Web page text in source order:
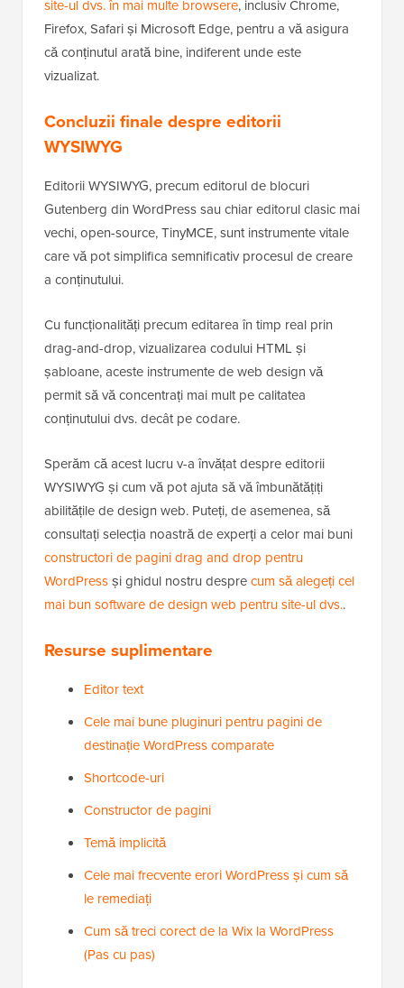
site-ul dvs. în mai multe browsere, inclusiv Chrome,
Firefox, Safari și Microsoft Edge, pentru a vă asigura
că conținutul arată bine, indiferent unde este
vizualizat.
Concluzii finale despre editorii
WYSIWYG
Editorii WYSIWYG, precum editorul de blocuri
Gutenberg din WordPress sau chiar editorul clasic mai
vechi, open-source, TinyMCE, sunt instrumente vitale
care vă pot simplifica semnificativ procesul de creare
a conținutului.
Cu funcționalități precum editarea în timp real prin
drag-and-drop, vizualizarea codului HTML și
șabloane, aceste instrumente de web design vă
permit să vă concentrați mai mult pe calitatea
conținutului dvs. decât pe codare.
Sperăm că acest lucru v-a învățat despre editorii
WYSIWYG și cum vă pot ajuta să vă îmbunătățiți
abilitățile de design web. Puteți, de asemenea, să
consultați selecția noastră de experți a celor mai buni
constructori de pagini drag and drop pentru
WordPressși ghidul nostru desprecum să alegeți cel
mai bun software de design web pentru site-ul dvs..
Resurse suplimentare
Editor text
Cele mai bune pluginuri pentru pagini de
destinație WordPress comparate
Shortcode-uri
Constructor de pagini
Temă implicită
Cele mai frecvente erori WordPress și cum să
le remediați
Cum să treci corect de la Wix la WordPress
(Pas cu pas)